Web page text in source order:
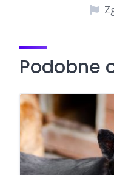
Podobne